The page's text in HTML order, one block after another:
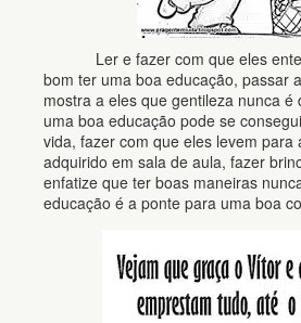
Ler e fazer com que eles
bom ter uma boa educação, passar
mostra a eles que gentileza nunca é
uma boa educação pode se
vida, fazer com que eles levem para
adquirido em sala de aula, fazer
enfatize que ter boas maneiras
educação é a ponte para uma boa